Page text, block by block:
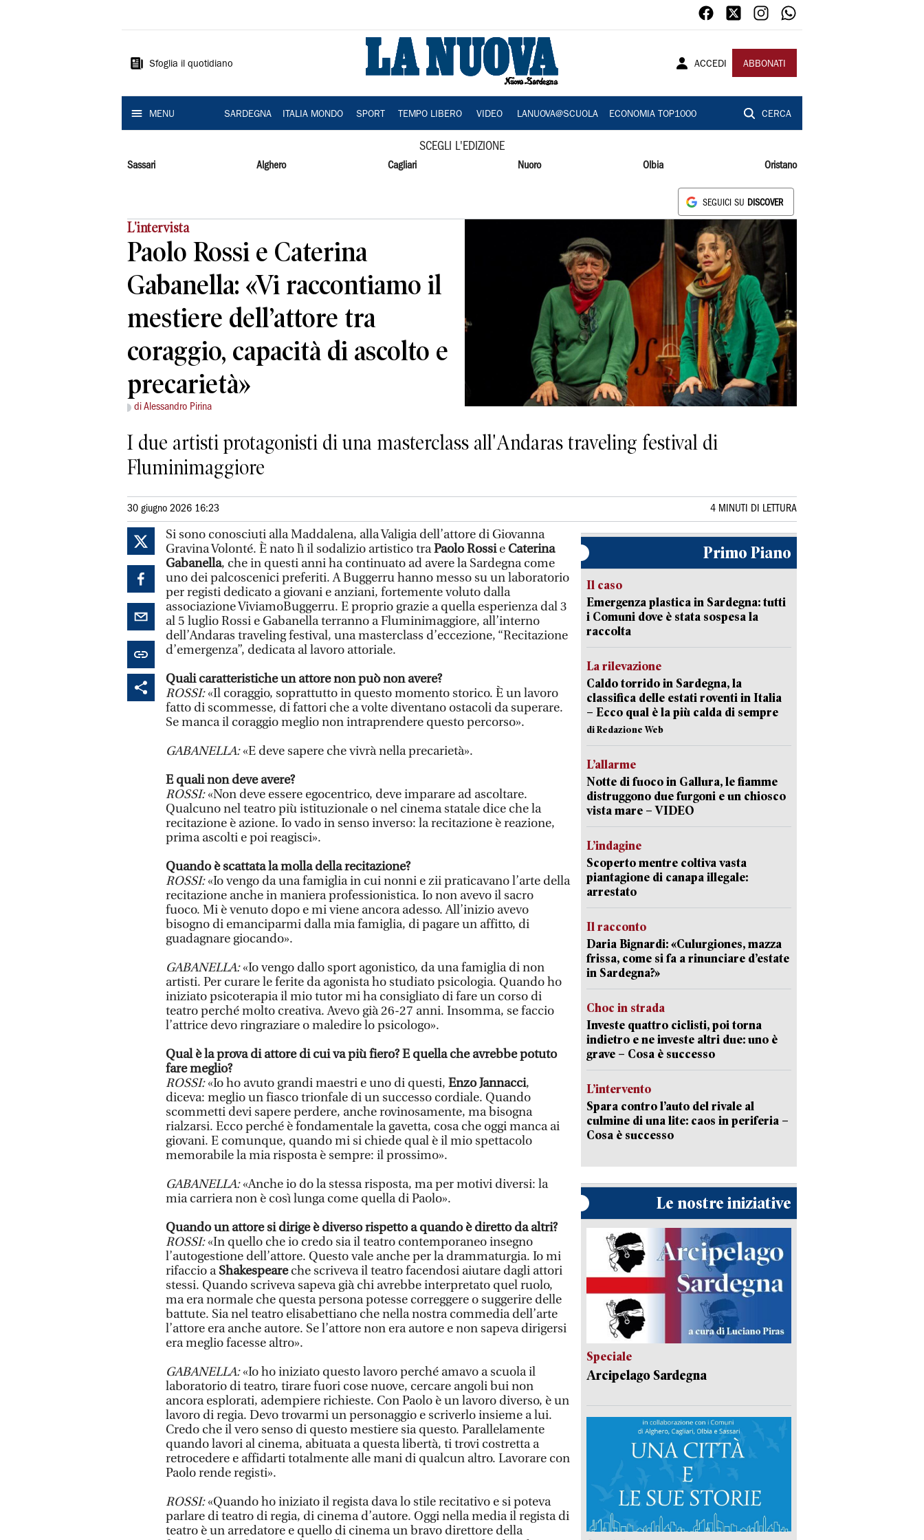
Sardegna
Sfoglia il quotidiano ACCEDI ABBONATI
MENU SARDEGNA ITALIA MONDO SPORT TEMPO LIBERO VIDEO LANUOVA@SCUOLA ECONOMIA TOP1000 CERCA
SCEGLI L'EDIZIONE
Sassari Alghero Cagliari Nuoro Olbia Oristano
SEGUICI SU DISCOVER
L'intervista
Paolo Rossi e Caterina
Gabanella: «Vi raccontiamo il
mestiere dell’attore tra
coraggio, capacità di ascolto e
precarietà»
di Alessandro Pirina
I due artisti protagonisti di una masterclass all'Andaras traveling festival di
Fluminimaggiore
30 giugno 2026 16:23 4 MINUTI DI LETTURA
Si sono conosciuti alla Maddalena, alla Valigia dell’attore di Giovanna
Gravina Volonté. È nato lì il sodalizio artistico traPaolo Rossie Caterina
Gabanella, che in questi anni ha continuato ad avere la Sardegna come
uno dei palcoscenici preferiti. A Buggerru hanno messo su un laboratorio
per registi dedicato a giovani e anziani, fortemente voluto dalla
associazione ViviamoBuggerru. E proprio grazie a quella esperienza dal 3
al 5 luglio Rossi e Gabanella terranno a Fluminimaggiore, all’interno
dell’Andaras traveling festival, una masterclass d’eccezione, “Recitazione
d’emergenza”, dedicata al lavoro attoriale.
Quali caratteristiche un attore non può non avere?
ROSSI:«Il coraggio, soprattutto in questo momento storico. È un lavoro
fatto di scommesse, di fattori che a volte diventano ostacoli da superare.
Se manca il coraggio meglio non intraprendere questo percorso».
GABANELLA:«E deve sapere che vivrà nella precarietà».
E quali non deve avere?
ROSSI:«Non deve essere egocentrico, deve imparare ad ascoltare.
Qualcuno nel teatro più istituzionale o nel cinema statale dice che la
recitazione è azione. Io vado in senso inverso: la recitazione è reazione,
prima ascolti e poi reagisci».
Quando è scattata la molla della recitazione?
ROSSI:«Io vengo da una famiglia in cui nonni e zii praticavano l’arte della
recitazione anche in maniera professionistica. Io non avevo il sacro
fuoco. Mi è venuto dopo e mi viene ancora adesso. All’inizio avevo
bisogno di emanciparmi dalla mia famiglia, di pagare un affitto, di
guadagnare giocando».
GABANELLA:«Io vengo dallo sport agonistico, da una famiglia di non
artisti. Per curare le ferite da agonista ho studiato psicologia. Quando ho
iniziato psicoterapia il mio tutor mi ha consigliato di fare un corso di
teatro perché molto creativa. Avevo già 26-27 anni. Insomma, se faccio
l’attrice devo ringraziare o maledire lo psicologo».
Qual è la prova di attore di cui va più fiero? E quella che avrebbe potuto
fare meglio?
ROSSI:«Io ho avuto grandi maestri e uno di questi, Enzo Jannacci,
diceva: meglio un fiasco trionfale di un successo cordiale. Quando
scommetti devi sapere perdere, anche rovinosamente, ma bisogna
rialzarsi. Ecco perché è fondamentale la gavetta, cosa che oggi manca ai
giovani. E comunque, quando mi si chiede qual è il mio spettacolo
memorabile la mia risposta è sempre: il prossimo».
GABANELLA:«Anche io do la stessa risposta, ma per motivi diversi: la
mia carriera non è così lunga come quella di Paolo».
Quando un attore si dirige è diverso rispetto a quando è diretto da altri?
ROSSI:«In quello che io credo sia il teatro contemporaneo insegno
l’autogestione dell’attore. Questo vale anche per la drammaturgia. Io mi
rifaccio aShakespeareche scriveva il teatro facendosi aiutare dagli attori
stessi. Quando scriveva sapeva già chi avrebbe interpretato quel ruolo,
ma era normale che questa persona potesse correggere o suggerire delle
battute. Sia nel teatro elisabettiano che nella nostra commedia dell’arte
l’attore era anche autore. Se l’attore non era autore e non sapeva dirigersi
era meglio facesse altro».
GABANELLA:«Io ho iniziato questo lavoro perché amavo a scuola il
laboratorio di teatro, tirare fuori cose nuove, cercare angoli bui non
ancora esplorati, adempiere richieste. Con Paolo è un lavoro diverso, è un
lavoro di regia. Devo trovarmi un personaggio e scriverlo insieme a lui.
Credo che il vero senso di questo mestiere sia questo. Parallelamente
quando lavori al cinema, abituata a questa libertà, ti trovi costretta a
retrocedere e affidarti totalmente alle mani di qualcun altro. Lavorare con
Paolo rende registi».
ROSSI:«Quando ho iniziato il regista dava lo stile recitativo e si poteva
parlare di teatro di regia, di cinema d’autore. Oggi nella media il regista di
teatro è un arredatore e quello di cinema un bravo direttore della
Primo Piano
Il caso
Emergenza plastica in Sardegna: tutti
i Comuni dove è stata sospesa la
raccolta
La rilevazione
Caldo torrido in Sardegna, la
classifica delle estati roventi in Italia
– Ecco qual è la più calda di sempre
di Redazione Web
L’allarme
Notte di fuoco in Gallura, le fiamme
distruggono due furgoni e un chiosco
vista mare – VIDEO
L’indagine
Scoperto mentre coltiva vasta
piantagione di canapa illegale:
arrestato
Il racconto
Daria Bignardi: «Culurgiones, mazza
frissa, come si fa a rinunciare d’estate
in Sardegna?»
Choc in strada
Investe quattro ciclisti, poi torna
indietro e ne investe altri due: uno è
grave – Cosa è successo
L’intervento
Spara contro l’auto del rivale al
culmine di una lite: caos in periferia –
Cosa è successo
Le nostre iniziative
Speciale
Arcipelago Sardegna